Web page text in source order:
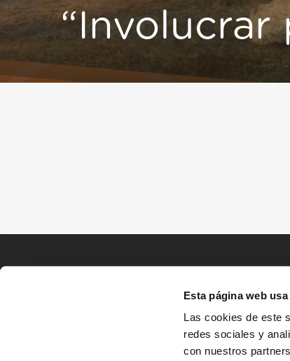
Esta página web
Las cookies de este
redes sociales y
con nuestros
“Involucrar